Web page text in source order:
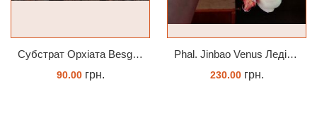
Субстрат Орхіата Besgrow Orchiata фракція 18-25мм
90.00грн.
Phal. Jinbao Venus Леді Мармелад 1.7 (торфстакан)
230.00грн.